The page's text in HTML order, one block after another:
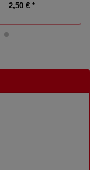
2,50 € *